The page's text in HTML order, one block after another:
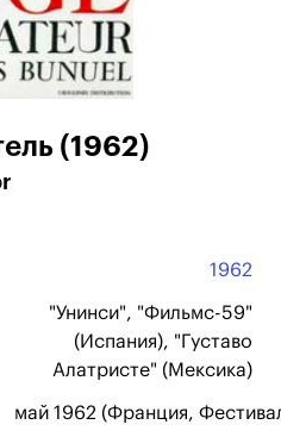
(1962)
1962
"Унинси", "Фильмс-59"
(Испания), "Густаво
Алатристе" (Мексика)
май 1962 (Франция,